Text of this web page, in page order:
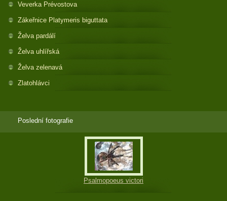
Veverka Prévostova
Zákeřnice Platymeris biguttata
Želva pardálí
Želva uhlířská
Želva zelenavá
Zlatohlávci
Poslední fotografie
Psalmopoeus victori